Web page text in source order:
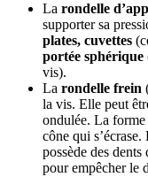
La rondelle
supporter sa
plates, cuvettes
portée sphérique
vis).
La rondelle frein
la vis. Elle peut
ondulée. La
cône qui
possède des dents
pour empêcher le